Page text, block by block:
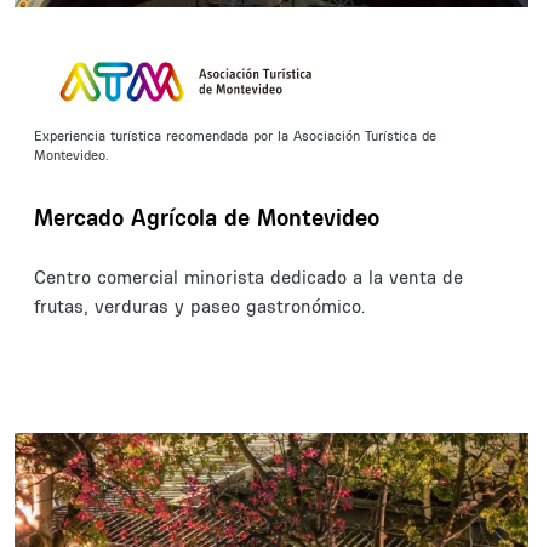
Experiencia turística recomendada por la Asociación Turística de
Montevideo.
Mercado Agrícola de Montevideo
Centro comercial minorista dedicado a la venta de
frutas, verduras y paseo gastronómico.